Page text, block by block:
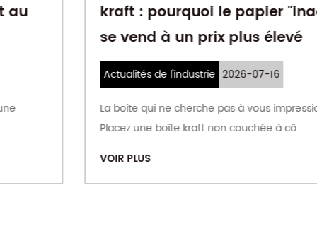
kraft : pourquoi le papier "inachevé"
se vend à un prix plus élevé
Actualités de l'industrie 2026-07-16
La boîte qui ne cherche pas à vous impressionner
Placez une boîte kraft non couchée à cô...